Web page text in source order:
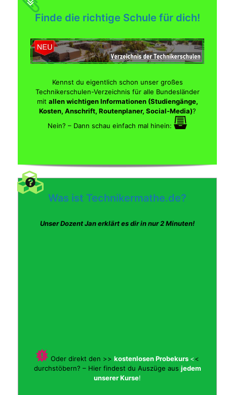
Finde die richtige Schule für dich!
Kennst du eigentlich schon unser großes
Technikerschulen-Verzeichnis für alle Bundesländer
mit allen wichtigen Informationen (Studiengänge,
Kosten, Anschrift, Routenplaner, Social-Media)?
Nein? – Dann schau einfach mal hinein:
Was ist Technikermathe.de?
Unser Dozent Jan erklärt es dir in nur 2 Minuten!
Oder direkt den >> kostenlosen Probekurs <<
durchstöbern? – Hier findest du Auszüge aus jedem
unserer Kurse!